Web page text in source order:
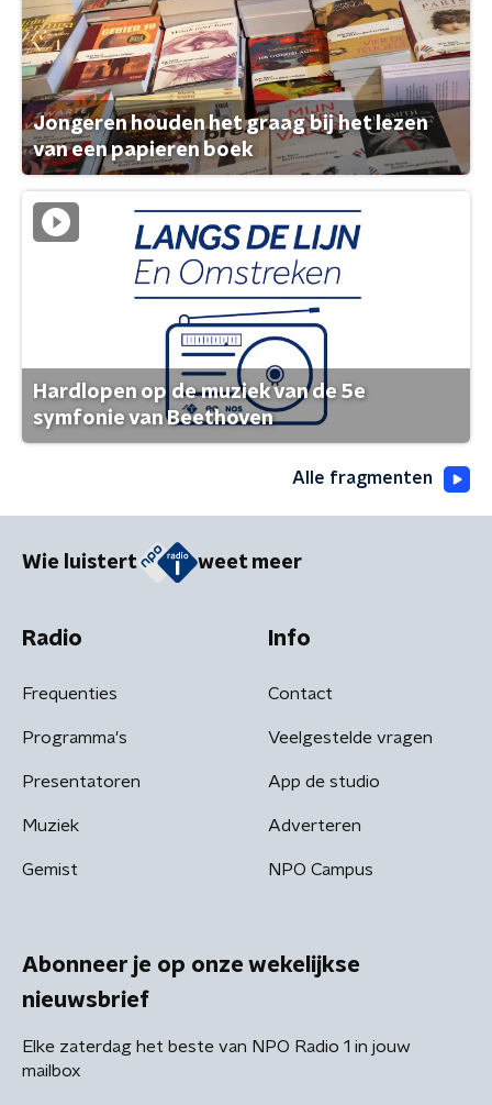
Jongeren houden het graag bij het lezen
van een papieren boek
Hardlopen op de muziek van de 5e
symfonie van Beethoven
Alle fragmenten
Wie luistert weet meer
Radio
Frequenties
Programma's
Presentatoren
Muziek
Gemist
Info
Contact
Veelgestelde vragen
App de studio
Adverteren
NPO Campus
Abonneer je op onze wekelijkse
nieuwsbrief
Elke zaterdag het beste van NPO Radio 1 in jouw
mailbox